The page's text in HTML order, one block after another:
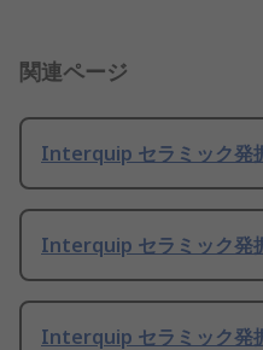
関連ページ
Interquip セラミック発
Interquip セラミック発
Interquip セラミック発